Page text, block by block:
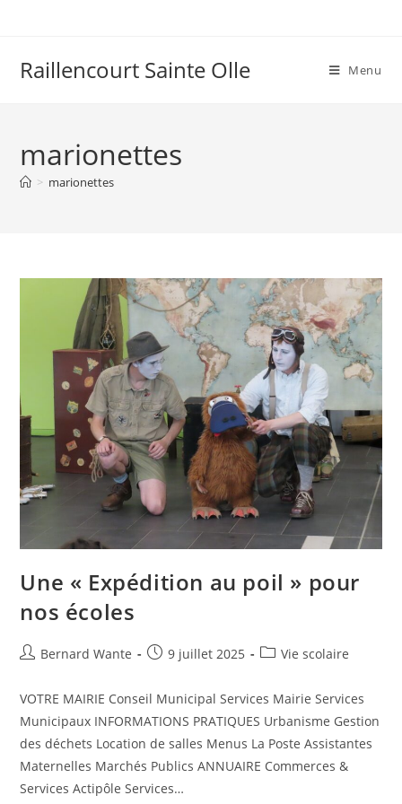
Raillencourt Sainte Olle Menu
marionettes
> marionettes
Une « Expédition au poil » pour
nos écoles
Bernard Wante 9 juillet 2025 Vie scolaire
VOTRE MAIRIE Conseil Municipal Services Mairie Services
Municipaux INFORMATIONS PRATIQUES Urbanisme Gestion
des déchets Location de salles Menus La Poste Assistantes
Maternelles Marchés Publics ANNUAIRE Commerces &
Services Actipôle Services…